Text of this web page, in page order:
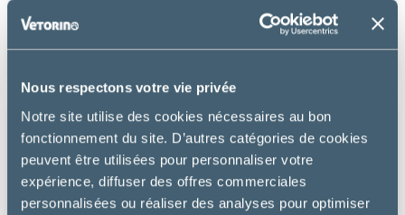
Nous respectons votre vie privée
Notre site utilise des cookies nécessaires au bon
fonctionnement du site. D’autres catégories de cookies
peuvent être utilisées pour personnaliser votre
expérience, diffuser des offres commerciales
personnalisées ou réaliser des analyses pour optimiser